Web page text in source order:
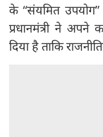
के “संयमित
प्रधानमंत्री ने अपने
दिया है ताकि